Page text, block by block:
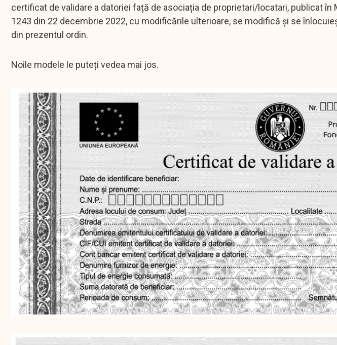
certificat de validare a datoriei față de asociația de proprietari/locatari, publicat în
1243 din 22 decembrie 2022, cu modificările ulterioare, se modifică și se
din prezentul ordin.
Noile modele le puteți vedea mai jos.